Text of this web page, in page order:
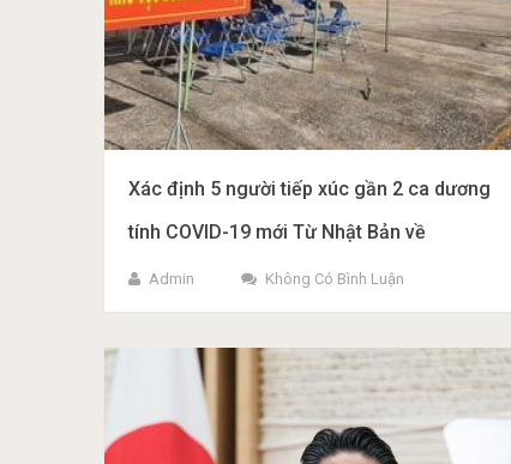
Xác định 5 người tiếp xúc gần 2 ca dương
tính COVID-19 mới Từ Nhật Bản về
Admin Không Có Bình Luận